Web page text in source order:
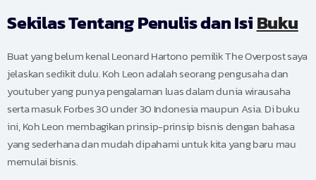
Sekilas Tentang Penulis dan IsiBuku
Buat yang belum kenal Leonard Hartono pemilik The Overpost saya
jelaskan sedikit dulu. Koh Leon adalah seorang pengusaha dan
youtuber yang punya pengalaman luas dalam dunia wirausaha
serta masuk Forbes 30 under 30 Indonesia maupun Asia. Di buku
ini, Koh Leon membagikan prinsip-prinsip bisnis dengan bahasa
yang sederhana dan mudah dipahami untuk kita yang baru mau
memulai bisnis.